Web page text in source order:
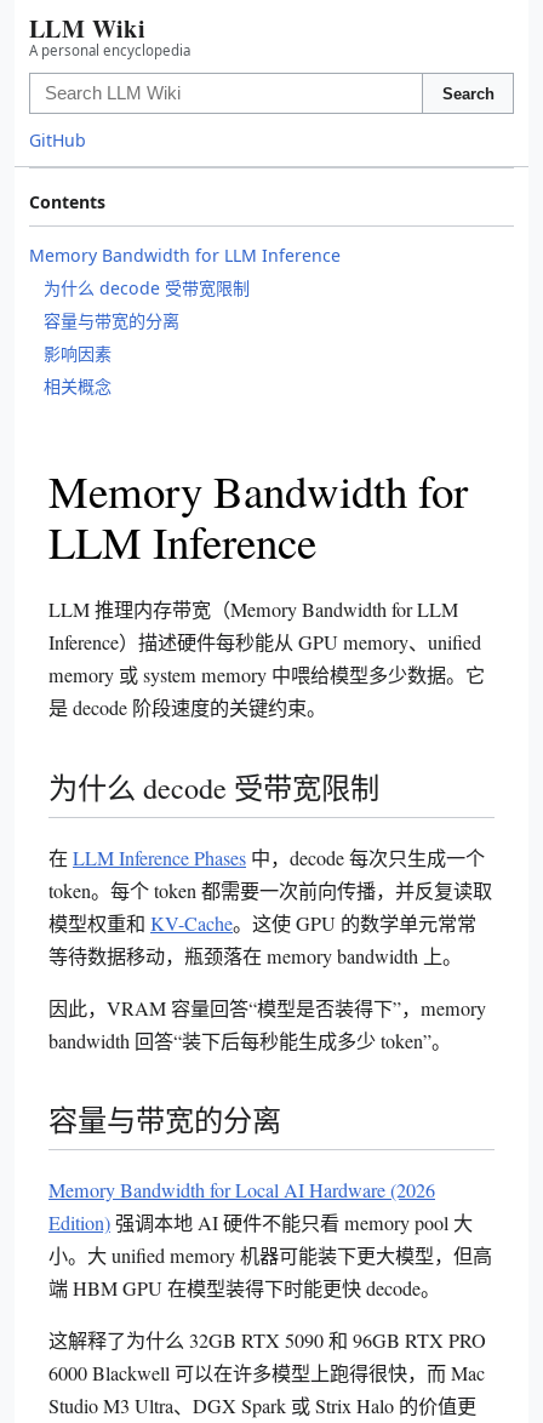
LLM Wiki
A personal encyclopedia
Search
GitHub
Contents
Memory Bandwidth for LLM Inference
为什么 decode 受带宽限制
容量与带宽的分离
影响因素
相关概念
Memory Bandwidth for
LLM Inference
LLM 推理内存带宽（Memory Bandwidth for LLM
Inference）描述硬件每秒能从 GPU memory、unified
memory 或 system memory 中喂给模型多少数据。它
是 decode 阶段速度的关键约束。
为什么 decode 受带宽限制
在LLM Inference Phases 中，decode 每次只生成一个
token。每个 token 都需要一次前向传播，并反复读取
模型权重和 KV-Cache。这使 GPU 的数学单元常常
等待数据移动，瓶颈落在 memory bandwidth 上。
因此，VRAM 容量回答“模型是否装得下”，memory
bandwidth 回答“装下后每秒能生成多少 token”。
容量与带宽的分离
Memory Bandwidth for Local AI Hardware (2026
Edition)强调本地 AI 硬件不能只看 memory pool 大
小。大 unified memory 机器可能装下更大模型，但高
端 HBM GPU 在模型装得下时能更快 decode。
这解释了为什么 32GB RTX 5090 和 96GB RTX PRO
6000 Blackwell 可以在许多模型上跑得很快，而 Mac
Studio M3 Ultra、DGX Spark 或 Strix Halo 的价值更